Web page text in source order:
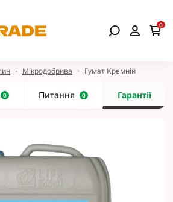
0
Мікродобрива Гумат Кремній
0 Питання 0 Гарантії